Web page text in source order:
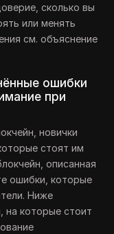
сколько вы
или менять
см. объяснение
ошибки
при
новички
стоят им
описанная
ошибки, которые
Ниже
на которые стоит